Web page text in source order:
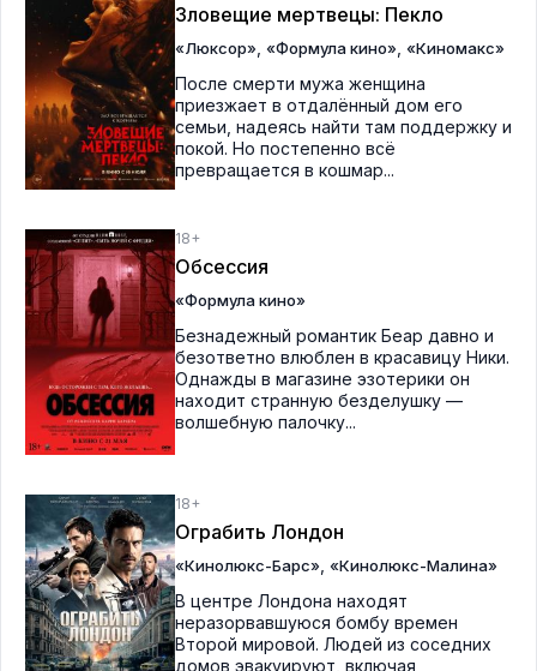
Зловещие мертвецы: Пекло
«Люксор» «Формула кино» «Киномакс»
После смерти мужа женщина
приезжает в отдалённый дом его
семьи, надеясь найти там поддержку и
покой. Но постепенно всё
превращается в кошмар...
18+
Обсессия
«Формула кино»
Безнадежный романтик Беар давно и
безответно влюблен в красавицу Ники.
Однажды в магазине эзотерики он
находит странную безделушку —
волшебную палочку...
18+
Ограбить Лондон
«Кинолюкс-Барс» «Кинолюкс-Малина»
В центре Лондона находят
неразорвавшуюся бомбу времен
Второй мировой. Людей из соседних
домов эвакуируют, включая